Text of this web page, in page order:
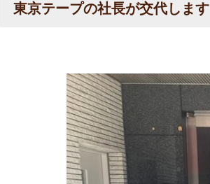
東京テープの社長が交代します